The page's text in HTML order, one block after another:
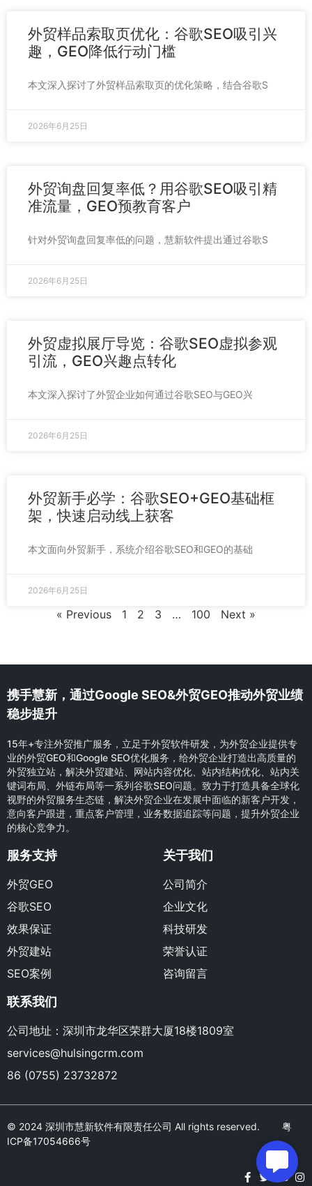
外贸样品索取页优化：谷歌SEO吸引兴
趣，GEO降低行动门槛
本文深入探讨了外贸样品索取页的优化策略，结合谷歌S
2026年6月25日
外贸询盘回复率低？用谷歌SEO吸引精
准流量，GEO预教育客户
针对外贸询盘回复率低的问题，慧新软件提出通过谷歌S
2026年6月25日
外贸虚拟展厅导览：谷歌SEO虚拟参观
引流，GEO兴趣点转化
本文深入探讨了外贸企业如何通过谷歌SEO与GEO兴
2026年6月25日
外贸新手必学：谷歌SEO+GEO基础框
架，快速启动线上获客
本文面向外贸新手，系统介绍谷歌SEO和GEO的基础
2026年6月25日
« Previous 1 2 3 … 100 Next »
携手慧新，通过Google SEO&外贸GEO推动外贸业绩
稳步提升
15年+专注外贸推广服务，立足于外贸软件研发，为外贸企业提供专
业的外贸GEO和Google SEO优化服务，给外贸企业打造出高质量的
外贸独立站，解决外贸建站、网站内容优化、站内结构优化、站内关
键词布局、外链布局等一系列谷歌SEO问题。致力于打造具备全球化
视野的外贸服务生态链，解决外贸企业在发展中面临的新客户开发，
意向客户跟进，重点客户管理，业务数据追踪等问题，提升外贸企业
的核心竞争力。
服务支持
外贸GEO
谷歌SEO
效果保证
外贸建站
SEO案例
关于我们
公司简介
企业文化
科技研发
荣誉认证
咨询留言
联系我们
公司地址：深圳市龙华区荣群大厦18楼1809室
services@hulsingcrm.com
86 (0755) 23732872
© 2024 深圳市慧新软件有限责任公司 All rights reserved. 粤
ICP备17054666号